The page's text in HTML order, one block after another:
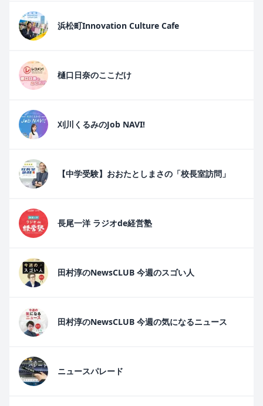
浜松町Innovation Culture Cafe
樋口日奈のここだけ
刈川くるみのJob NAVI!
【中学受験】おおたとしまさの「校長室訪問」
長尾一洋 ラジオde経営塾
田村淳のNewsCLUB 今週のスゴい人
田村淳のNewsCLUB 今週の気になるニュース
ニュースパレード